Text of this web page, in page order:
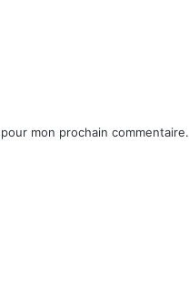
mon prochain commentaire.